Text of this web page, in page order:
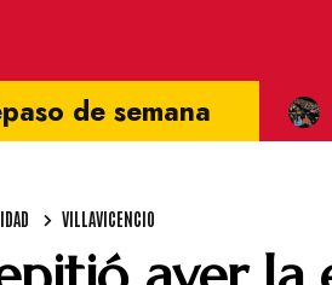
de semana
VILLAVICENCIO